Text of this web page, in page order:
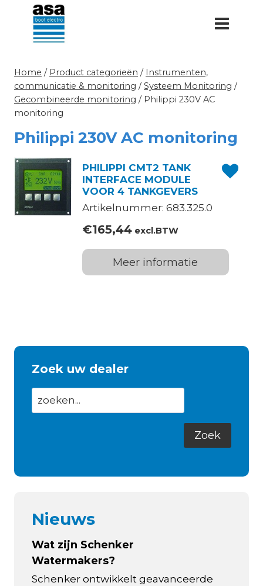
Doorgaan
inhoud
Home / Product categorieën / Instrumenten,
communicatie & monitoring / Systeem Monitoring /
Gecombineerde monitoring / Philippi 230V AC
monitoring
Philippi 230V AC monitoring
PHILIPPI CMT2 TANK
INTERFACE MODULE
VOOR 4 TANKGEVERS
Artikelnummer: 683.325.0
€165,44excl.BTW
Meer informatie
Zoek uw dealer
Nieuws
Wat zijn Schenker
Watermakers?
Schenker ontwikkelt geavanceerde